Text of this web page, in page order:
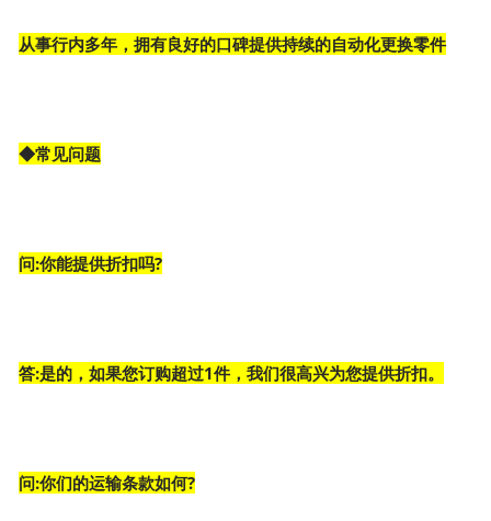
从事行内多年，拥有良好的口碑提供持续的自动化更换零件
◆常见问题
问:你能提供折扣吗?
答:是的，如果您订购超过1件，我们很高兴为您提供折扣。
问:你们的运输条款如何?